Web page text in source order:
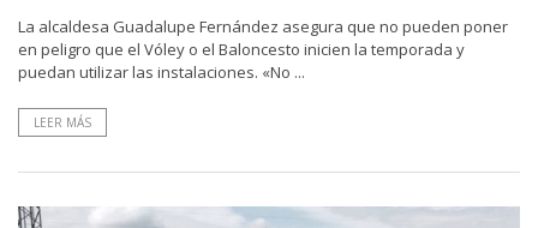
La alcaldesa Guadalupe Fernández asegura que no pueden poner
en peligro que el Vóley o el Baloncesto inicien la temporada y
puedan utilizar las instalaciones. «No ...
LEER MÁS